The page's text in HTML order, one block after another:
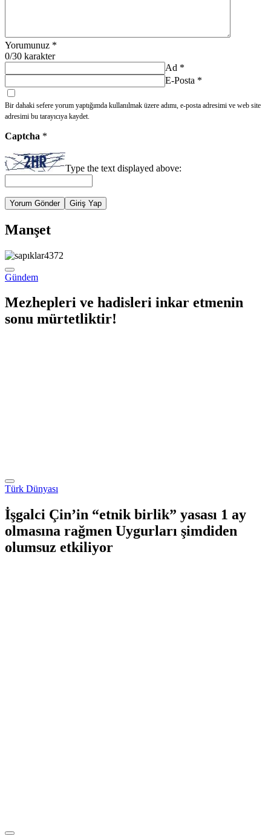
Yorumunuz *
0/30 karakter
Ad *
E-Posta *
Bir dahaki sefere yorum yaptığımda kullanılmak üzere adımı, e-posta adresimi ve web site
adresimi bu tarayıcıya kaydet.
Captcha *
Type the text displayed above:
Yorum Gönder Giriş Yap
Manşet
Gündem
Mezhepleri ve hadisleri inkar etmenin
sonu mürtetliktir!
Türk Dünyası
İşgalci Çin’in “etnik birlik” yasası 1 ay
olmasına rağmen Uygurları şimdiden
olumsuz etkiliyor